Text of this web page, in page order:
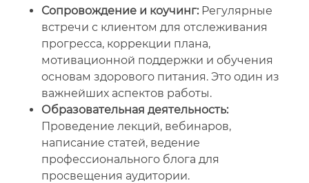
Сопровождение и коучинг:Регулярные
встречи с клиентом для отслеживания
прогресса, коррекции плана,
мотивационной поддержки и обучения
основам здорового питания. Это один из
важнейших аспектов работы.
Образовательная деятельность:
Проведение лекций, вебинаров,
написание статей, ведение
профессионального блога для
просвещения аудитории.